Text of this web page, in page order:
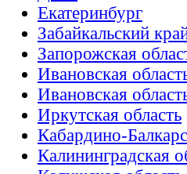
Екатеринбург
Забайкальский
Запорожская
Ивановская
Ивановская
Иркутская область
Кабардино-
Калининградская